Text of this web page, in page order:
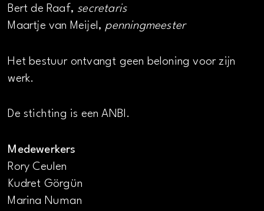
Bert de Raaf, secretaris
Maartje van Meijel, penningmeester
Het bestuur ontvangt geen beloning voor zijn
werk.
De stichting is een ANBI.
Medewerkers
Rory Ceulen
Kudret Görgün
Marina Numan